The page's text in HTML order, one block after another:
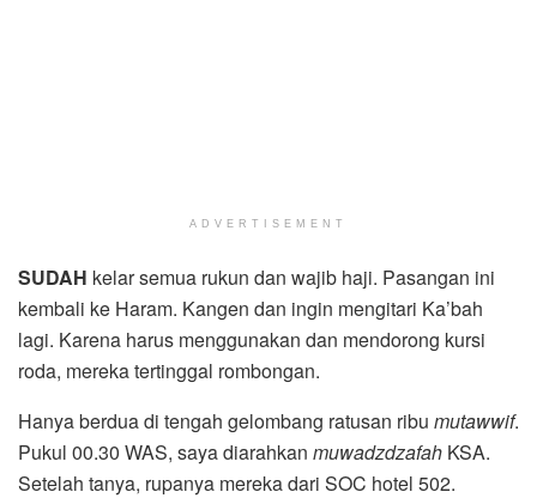
ADVERTISEMENT
SUDAH kelar semua rukun dan wajib haji. Pasangan ini
kembali ke Haram. Kangen dan ingin mengitari Ka’bah
lagi. Karena harus menggunakan dan mendorong kursi
roda, mereka tertinggal rombongan.
Hanya berdua di tengah gelombang ratusan ribu mutawwif.
Pukul 00.30 WAS, saya diarahkan muwadzdzafah KSA.
Setelah tanya, rupanya mereka dari SOC hotel 502.